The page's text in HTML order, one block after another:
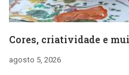
Cores, criatividade e
agosto 5, 2026